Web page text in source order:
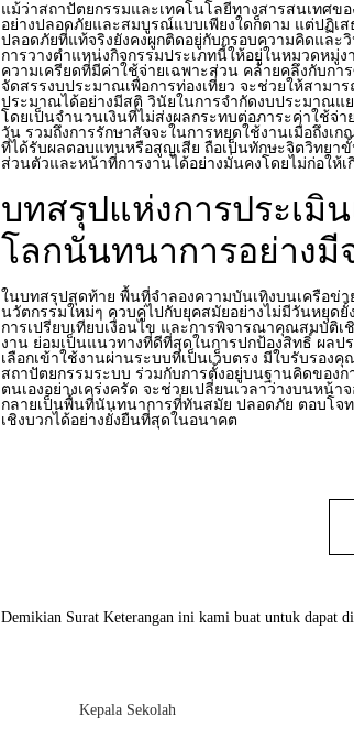
แม้ว่าสถาปัตยกรรมและเทคโนโลยีทางสารสนเทศข
อย่างปลอดภัยและสมบูรณ์แบบเพียงใดก็ตาม แต่ปฏิเ
ปลอดภัยที่แท้จริงยังคงผูกติดอยู่กับกรอบความคิดแล
การวางตำแหน่งกิจกรรมประเภทนี้ให้อยู่ในหมวดหมู่ง
ความเครียดที่มีค่าใช้จ่ายเฉพาะส่วน คล้ายคลึงกับกา
จัดสรรงบประมาณเพื่อการท่องเที่ยว จะช่วยให้สาม
ประมาณได้อย่างมีสติ วินัยในการจำกัดงบประมาณแ
โดยเป็นจำนวนเงินที่ไม่ส่งผลกระทบต่อภาระค่าใช้จ่
วัน รวมถึงการรักษาสัจจะในการหยุดใช้งานเมื่อถึงเ
ที่ได้รับผลตอบแทนหรือสูญเสีย ถือเป็นทักษะจิตวิทยา
ส่วนตัวและหน้าที่การงานได้อย่างมั่นคงโดยไม่ก่อให้
บทสรุปแห่งการประเมิ
โลกนันทนาการอย่างมี
ในบทสรุปสุดท้าย พื้นที่จำลองความบันเทิงบนเครือข่
นวัตกรรมใหม่ๆ ควบคู่ไปกับยุคสมัยอย่างไม่มีวันหยุดยั้
การเปรียบเทียบเงื่อนไข และการพิจารณาคุณสมบัติเ
งาน ย่อมเป็นแนวทางที่ดีที่สุดในการปกป้องสิทธิ์ ผลป
เลือกเข้าใช้งานผ่านระบบที่เป็นเว็บตรง มีใบรับรอง
สถาปัตยกรรมระบบ ร่วมกับการตั้งอยู่บนฐานคิดของ
ตนเองอย่างเคร่งครัด จะช่วยเปลี่ยนเวลาว่างบนหน้
กลายเป็นพื้นที่นันทนาการที่ทันสมัย ปลอดภัย ตอบโจ
เชิงบวกได้อย่างยั่งยืนที่สุดในอนาคต
Demikian Surat Keterangan ini kami buat untuk dapat
Kepala Sekolah